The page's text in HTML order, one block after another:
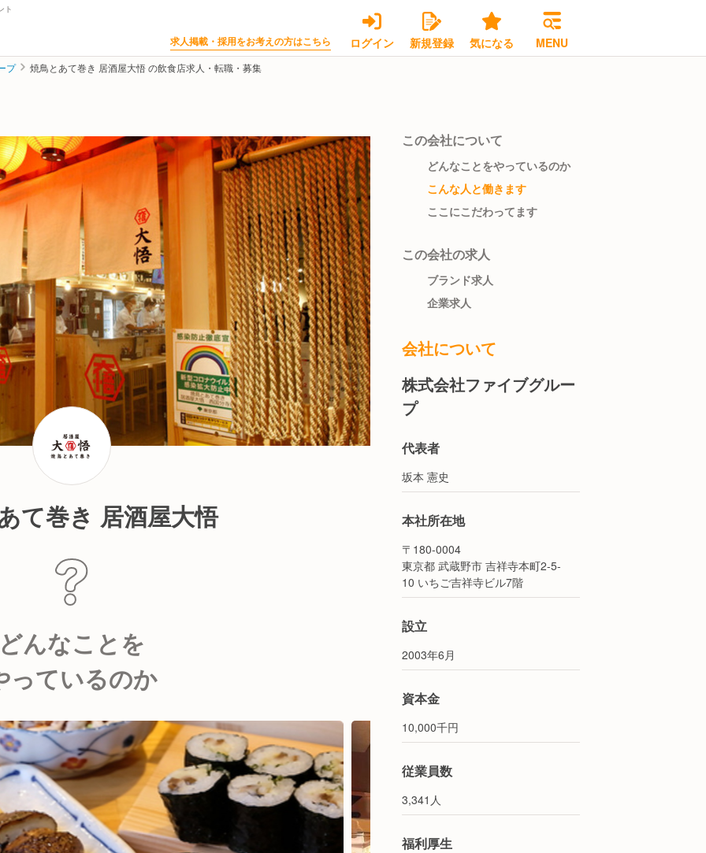
ト
求人掲載・採用をお考えの方はこちら ログイン 新規登録 気になる MENU
プ 焼鳥とあて巻き 居酒屋大悟 の飲食店求人・転職・募集
て巻き 居酒屋大悟
んなことを
っているのか
この会社について
どんなことをやっているのか
こんな人と働きます
ここにこだわってます
この会社の求人
ブランド求人
企業求人
会社について
株式会社ファイブグルー
プ
代表者
坂本 憲史
本社所在地
〒180-0004
東京都 武蔵野市 吉祥寺本町2-5-
10 いちご吉祥寺ビル7階
設立
2003年6月
資本金
10,000千円
従業員数
3,341人
福利厚生